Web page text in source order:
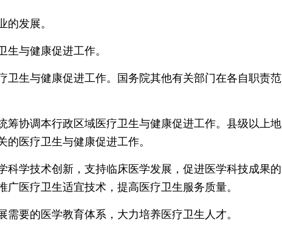
发展。
与健康促进工作。
生与健康促进工作。国务院其他有关部门在各自职责范
协调本行政区域医疗卫生与健康促进工作。县级以上地
医疗卫生与健康促进工作。
技术创新，支持临床医学发展，促进医学科技成果的
医疗卫生适宜技术，提高医疗卫生服务质量。
要的医学教育体系，大力培养医疗卫生人才。